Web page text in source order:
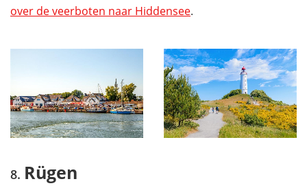
over de veerboten naar Hiddensee.
Rügen